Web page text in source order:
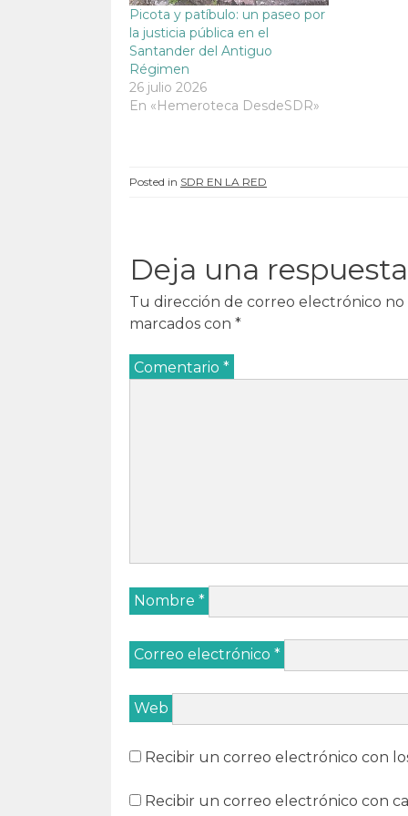
a
)
) a a
)
Picota y patíbulo: un paseo por
la justicia pública en el
Santander del Antiguo
Régimen
26 julio 2026
En «Hemeroteca DesdeSDR»
Posted in SDR EN LA RED
Deja una respuesta
Tu dirección de correo electrónico no
marcados con *
Comentario *
Nombre *
Correo electrónico *
Web
Recibir un correo electrónico con
Recibir un correo electrónico con